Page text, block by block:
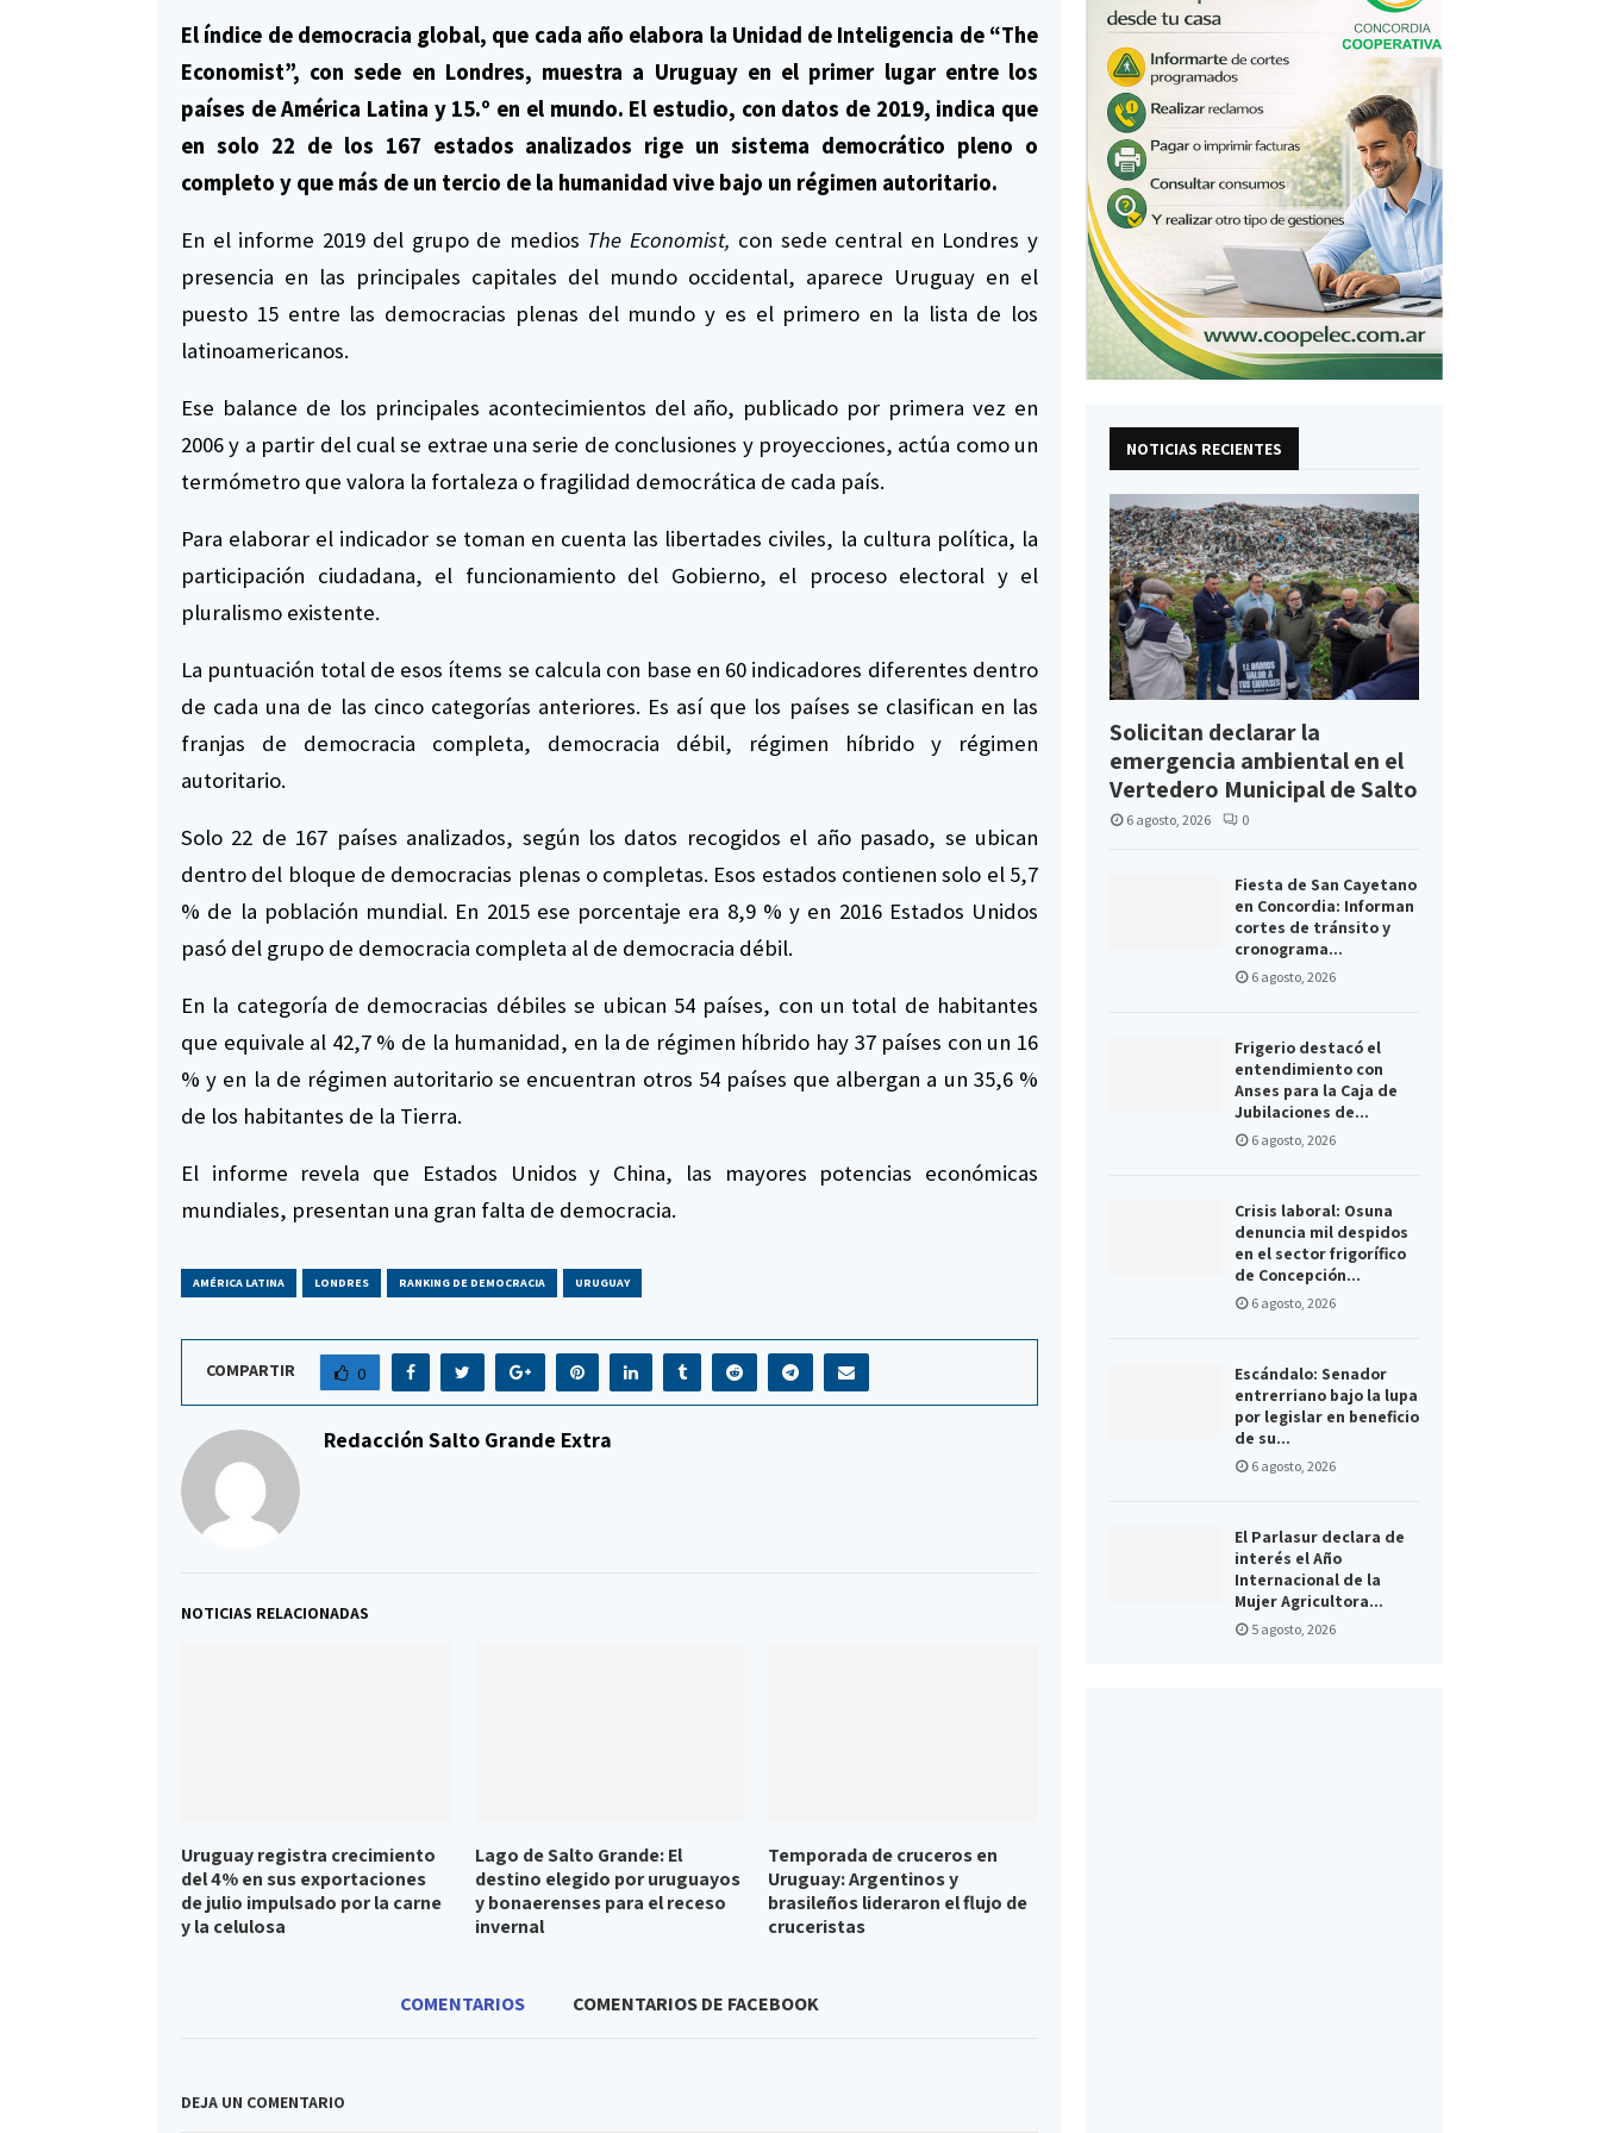
El índice de democracia global, que cada año elabora la Unidad de Inteligencia de “The
Economist”, con sede en Londres, muestra a Uruguay en el primer lugar entre los
países de América Latina y 15.º en el mundo. El estudio, con datos de 2019, indica que
en solo 22 de los 167 estados analizados rige un sistema democrático pleno o
completo y que más de un tercio de la humanidad vive bajo un régimen autoritario.
En el informe 2019 del grupo de medios The Economist, con sede central en Londres y
presencia en las principales capitales del mundo occidental, aparece Uruguay en el
puesto 15 entre las democracias plenas del mundo y es el primero en la lista de los
latinoamericanos.
Ese balance de los principales acontecimientos del año, publicado por primera vez en
2006 y a partir del cual se extrae una serie de conclusiones y proyecciones, actúa como un
termómetro que valora la fortaleza o fragilidad democrática de cada país.
Para elaborar el indicador se toman en cuenta las libertades civiles, la cultura política, la
participación ciudadana, el funcionamiento del Gobierno, el proceso electoral y el
pluralismo existente.
La puntuación total de esos ítems se calcula con base en 60 indicadores diferentes dentro
de cada una de las cinco categorías anteriores. Es así que los países se clasifican en las
franjas de democracia completa, democracia débil, régimen híbrido y régimen
autoritario.
Solo 22 de 167 países analizados, según los datos recogidos el año pasado, se ubican
dentro del bloque de democracias plenas o completas. Esos estados contienen solo el 5,7
% de la población mundial. En 2015 ese porcentaje era 8,9 % y en 2016 Estados Unidos
pasó del grupo de democracia completa al de democracia débil.
En la categoría de democracias débiles se ubican 54 países, con un total de habitantes
que equivale al 42,7 % de la humanidad, en la de régimen híbrido hay 37 países con un 16
% y en la de régimen autoritario se encuentran otros 54 países que albergan a un 35,6 %
de los habitantes de la Tierra.
El informe revela que Estados Unidos y China, las mayores potencias económicas
mundiales, presentan una gran falta de democracia.
AMÉRICA LATINA LONDRES RANKING DE DEMOCRACIA URUGUAY
COMPARTIR 0
Redacción Salto Grande Extra
NOTICIAS RELACIONADAS
Uruguay registra crecimiento
del 4% en sus exportaciones
de julio impulsado por la carne
y la celulosa
Lago de Salto Grande: El
destino elegido por uruguayos
y bonaerenses para el receso
invernal
Temporada de cruceros en
Uruguay: Argentinos y
brasileños lideraron el flujo de
cruceristas
COMENTARIOS COMENTARIOS DE FACEBOOK
DEJA UN COMENTARIO
NOTICIAS RECIENTES
Solicitan declarar la
emergencia ambiental en el
Vertedero Municipal de Salto
6 agosto, 2026 0
Fiesta de San Cayetano
en Concordia: Informan
cortes de tránsito y
cronograma...
6 agosto, 2026
Frigerio destacó el
entendimiento con
Anses para la Caja de
Jubilaciones de...
6 agosto, 2026
Crisis laboral: Osuna
denuncia mil despidos
en el sector frigorífico
de Concepción...
6 agosto, 2026
Escándalo: Senador
entrerriano bajo la lupa
por legislar en beneficio
de su...
6 agosto, 2026
El Parlasur declara de
interés el Año
Internacional de la
Mujer Agricultora...
5 agosto, 2026